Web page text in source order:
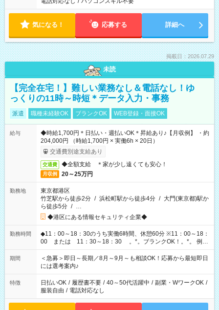
気になる！ 応募する 詳細へ
掲載日：2026.07.29
未読
【完全在宅！】難しい業務なし＆電話なし！ゆ
っくりの11時～時短＊データ入力・事務
派遣 職種未経験OK ブランクOK WEB登録・面接OK
給与
◆時給1,700円＊日払い・週払いOK＊昇給あり♪【月収例】 ・約
204,000円 （時給1,700円 × 実働6h × 20日）
交通費別途支給あり
交通費 ◆全額支給 ＊家が少し遠くても安心！
月収例 20～25万円
勤務地
東京都港区
竹芝駅から徒歩2分 / 浜松町駅から徒歩4分 / 大門(東京都)駅か
ら徒歩5分 / …
◆港区にある情報セキュリティ企業◆
勤務時間
◆11：00～18：30のうち実働6時間、休憩60分 ※11：00～18：
00 または 11：30～18：30 。*。ブランクOK！。*。 例え
ば前職が、 在宅/財団法人/事務/コールセンター/受付/販売/カフェ
スタッフ スイーツ販売/ホテルフロント/化粧品販売/など 様々な
業界から入社して活躍されています♪
期間
＜急募＞即日～長期／8月～9月～も相談OK！応募から最短即日
には選考案内♪
特徴 日払いOK / 履歴書不要 / 40～50代活躍中 / 副業・WワークOK /
服装自由 / 電話対応なし